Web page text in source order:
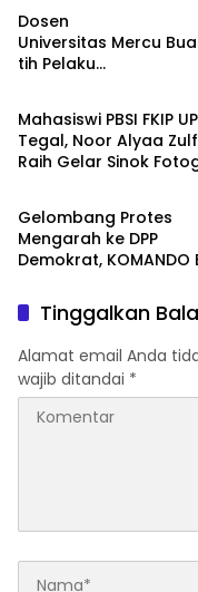
Dosen
Universitas Mercu
tih Pelaku
dan Pemasaran
Berita
Mahasiswi PBSI FKIP
Tegal, Noor Alyaa
Raih Gelar Sinok
Berita
Gelombang Protes
Mengarah ke DPP
Demokrat, KOMANDO
Dody Hanggodo
Tinggalkan
Alamat email Anda
wajib ditandai *